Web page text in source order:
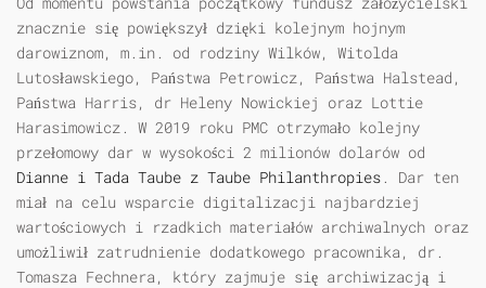
znacznie się powiększył dzięki kolejnym hojnym
darowiznom, m.in. od rodziny Wilków, Witolda
Lutosławskiego, Państwa Petrowicz, Państwa Halstead,
Państwa Harris, dr Heleny Nowickiej oraz Lottie
Harasimowicz. W 2019 roku PMC otrzymało kolejny
przełomowy dar w wysokości 2 milionów dolarów od
Dianne i Tada Taube z Taube Philanthropies. Dar ten
miał na celu wsparcie digitalizacji najbardziej
wartościowych i rzadkich materiałów archiwalnych oraz
umożliwił zatrudnienie dodatkowego pracownika, dr.
Tomasza Fechnera, który zajmuje się archiwizacją i